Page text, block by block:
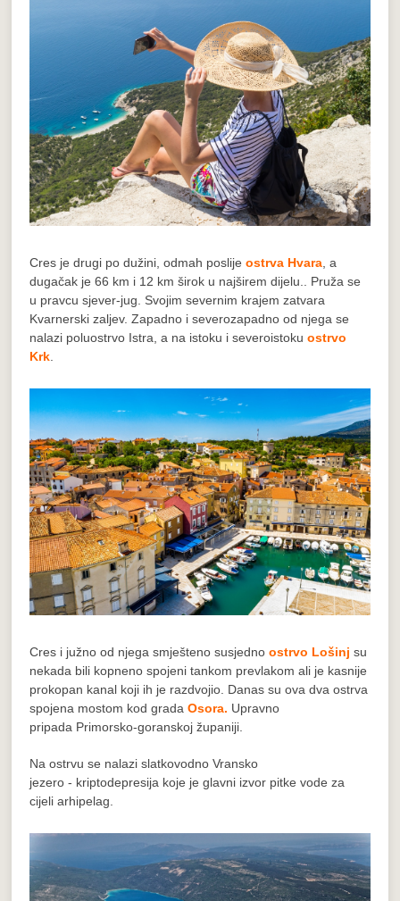
Cres je drugi po dužini, odmah poslijeostrva Hvara , a
dugačak je 66 km i 12 km širok u najširem dijelu.. Pruža se
u pravcu sjever-jug. Svojim severnim krajem zatvara
Kvarnerski zaljev. Zapadno i severozapadno od njega se
nalazi poluostrvo Istra, a na istoku i severoistokuostrvo
Krk
Cres i južno od njega smješteno susjedno ostrvo Lošinjsu
nekada bili kopneno spojeni tankom prevlakom ali je kasnije
prokopan kanal koji ih je razdvojio. Danas su ova dva ostrva
spojena mostom kod gradaOsora. Upravno
pripada Primorsko-goranskoj županiji.
Na ostrvu se nalazi slatkovodno Vransko
jezero - kriptodepresija koje je glavni izvor pitke vode za
cijeli arhipelag.